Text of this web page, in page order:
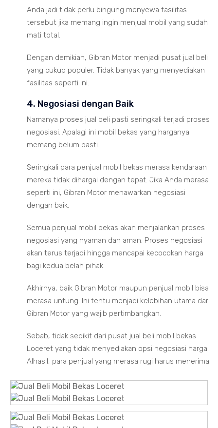
Anda jadi tidak perlu bingung menyewa fasilitas
tersebut jika memang ingin menjual mobil yang sudah
mati total.
Dengan demikian, Gibran Motor menjadi pusat jual beli
yang cukup populer. Tidak banyak yang menyediakan
fasilitas seperti ini.
4. Negosiasi dengan Baik
Namanya proses jual beli pasti seringkali terjadi proses
negosiasi. Apalagi ini mobil bekas yang harganya
memang belum pasti.
Seringkali para penjual mobil bekas merasa kendaraan
mereka tidak dihargai dengan tepat. Jika Anda merasa
seperti ini, Gibran Motor menawarkan negosiasi
dengan baik.
Semua penjual mobil bekas akan menjalankan proses
negosiasi yang nyaman dan aman. Proses negosiasi
akan terus terjadi hingga mencapai kecocokan harga
bagi kedua belah pihak.
Akhirnya, baik Gibran Motor maupun penjual mobil bisa
merasa untung. Ini tentu menjadi kelebihan utama dari
Gibran Motor yang wajib pertimbangkan.
Sebab, tidak sedikit dari pusat jual beli mobil bekas
Loceret yang tidak menyediakan opsi negosiasi harga.
Alhasil, para penjual yang merasa rugi harus menerima.